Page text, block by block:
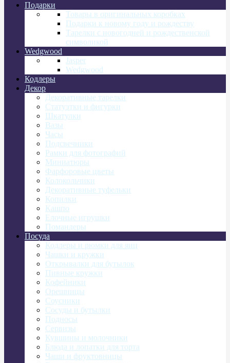
Подарки
Товары в оригинальных коробках
Подарки к новому году и рождеству
Тарелки с новогодней и рождественской
символикой
Wedgwood
Jasper
Wedgwood
Кодлеры
Декор
Декоративные тарелки
Статуэтки и фигурки
Шкатулки
Вазы
Часы
Подсвечники
Рамки для фотографий
Миниатюры
Фарфоровые цветы
Колокольчики
Декоративные туфельки
Копилки
Кашпо
Елочные игрушки
Помандеры
Посуда
Кодлеры и рюмки для яиц
Чашки и кружки
Открывалки для бутылок
Пивные кружки
Кофейники
Орешницы
Соусники
Сосуды и бутылки
Подносы
Сервизы
Кувшины и молочники
Блюда и лопатки для торта
Чаши и фруктовницы